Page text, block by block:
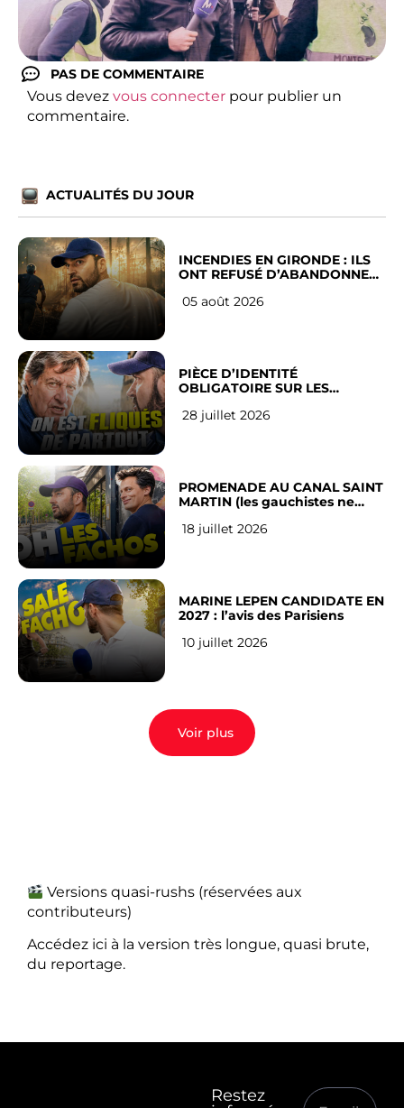
PAS DE COMMENTAIRE
Vous devez vous connecter pour publier un
commentaire.
ACTUALITÉS DU JOUR
INCENDIES EN GIRONDE : ILS
ONT REFUSÉ D’ABANDONNER
05 août 2026
PIÈCE D’IDENTITÉ
OBLIGATOIRE SUR LES
Français
28 juillet 2026
PROMENADE AU CANAL SAINT
MARTIN (les gauchistes ne
18 juillet 2026
MARINE LEPEN CANDIDATE EN
2027 : l’avis des Parisiens
10 juillet 2026
Voir plus
Versions quasi-rushs (réservées aux
contributeurs)
Accédez ici à la version très longue, quasi brute,
du reportage.
Restez